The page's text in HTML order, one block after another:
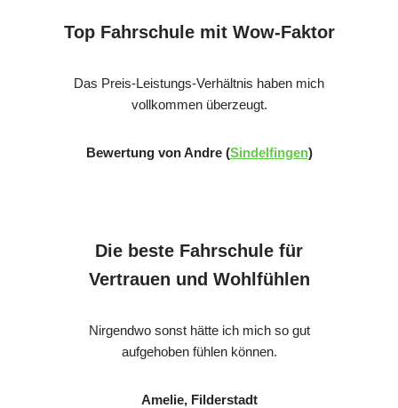
Top Fahrschule mit Wow-Faktor
Das Preis-Leistungs-Verhältnis haben mich
vollkommen überzeugt.
Bewertung von Andre (Sindelfingen)
Die beste Fahrschule für
Vertrauen und Wohlfühlen
Nirgendwo sonst hätte ich mich so gut
aufgehoben fühlen können.
Amelie, Filderstadt